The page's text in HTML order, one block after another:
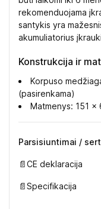
rekomenduojama
santykis yra
akumuliatorius
Konstrukcija ir
Korpuso
(pasirenkama)
Matmenys: 151 x
Parsisiuntimai /
📄CE deklaracija
📄Specifikacija